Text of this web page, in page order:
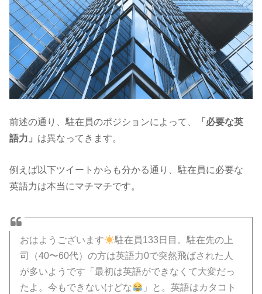
前述の通り、駐在員のポジションによって、
「必要な英
語力」 は異なってきます。
例えば以下ツイートからも分かる通り、駐在員に必要な
英語力は本当にマチマチです。
おはようございます
駐在員133日目。駐在先の上
司（40〜60代）の方は英語力0で突然飛ばされた人
が多いようです「最初は英語ができなくて大変だっ
たよ。今もできないけどな
」と。英語はカタコト